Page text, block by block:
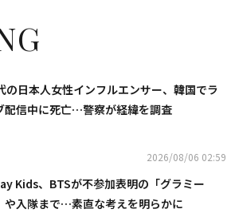
の日本人女性インフルエンサー、韓国でラ
配信中に死亡…警察が経緯を調査
2026/08/06 02:59
Kids、BTSが不参加表明の「グラミー
や入隊まで…素直な考えを明らかに